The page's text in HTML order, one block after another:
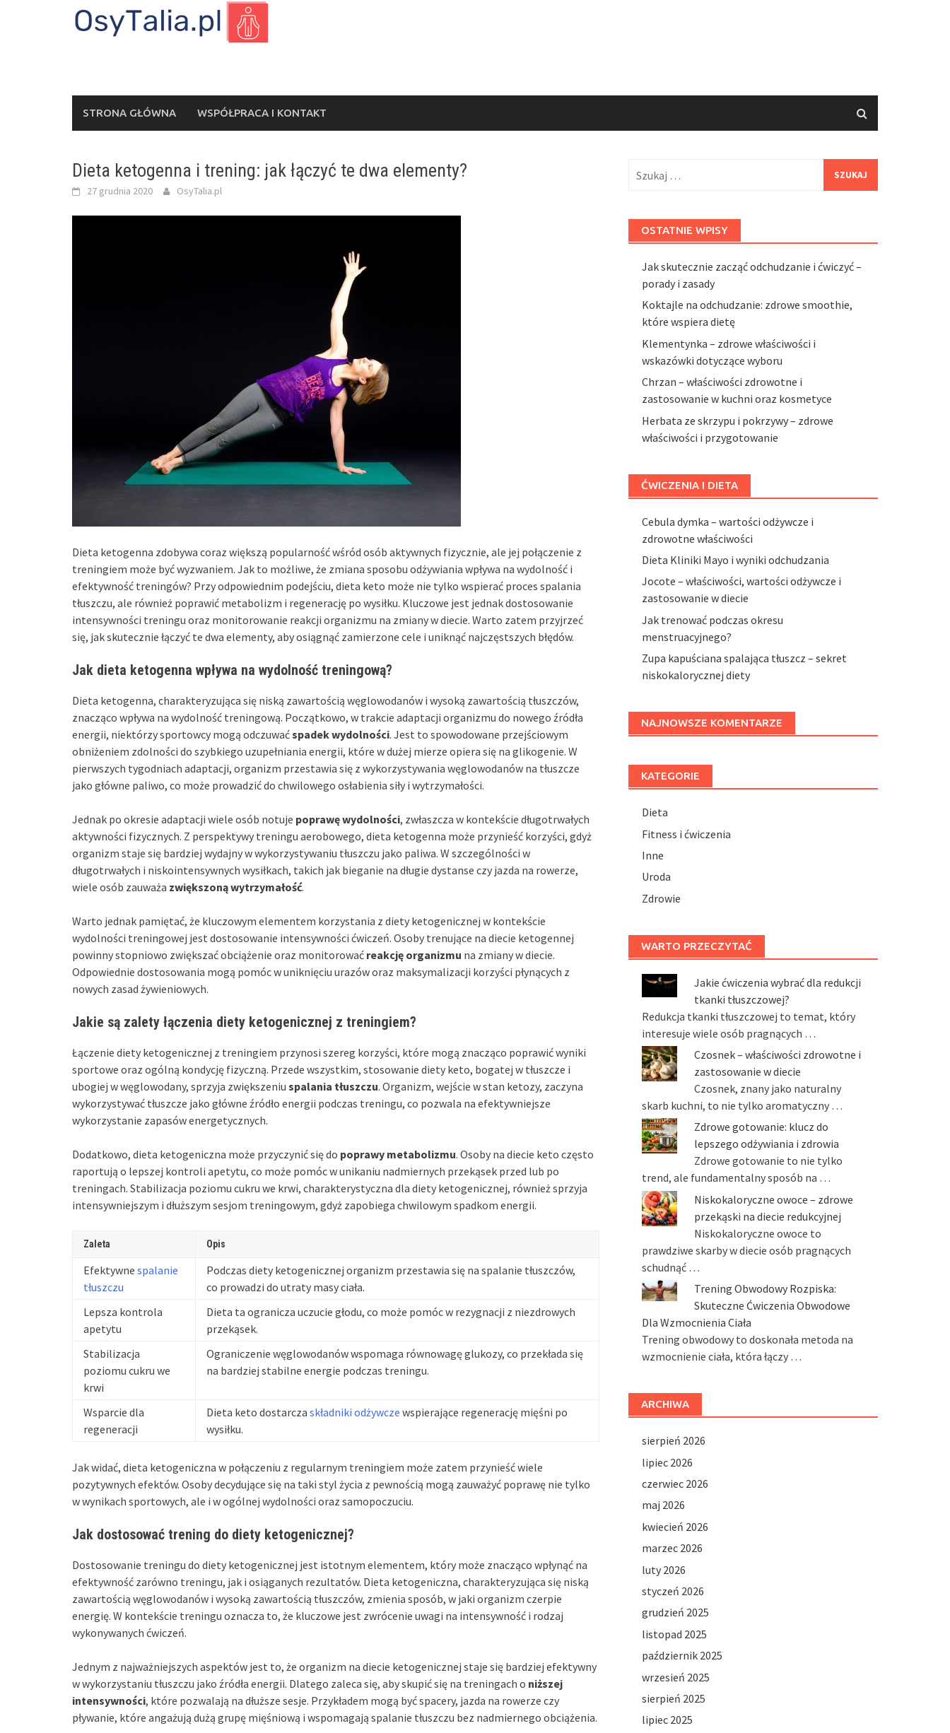
STRONA GŁÓWNA WSPÓŁPRACA I KONTAKT
Dieta ketogenna i trening: jak łączyć te dwa elementy?
27 grudnia 2020 OsyTalia.pl
Dieta ketogenna zdobywa coraz większą popularność wśród osób aktywnych fizycznie, ale jej połączenie z
treningiem może być wyzwaniem. Jak to możliwe, że zmiana sposobu odżywiania wpływa na wydolność i
efektywność treningów? Przy odpowiednim podejściu, dieta keto może nie tylko wspierać proces spalania
tłuszczu, ale również poprawić metabolizm i regenerację po wysiłku. Kluczowe jest jednak dostosowanie
intensywności treningu oraz monitorowanie reakcji organizmu na zmiany w diecie. Warto zatem przyjrzeć
się, jak skutecznie łączyć te dwa elementy, aby osiągnąć zamierzone cele i uniknąć najczęstszych błędów.
Jak dieta ketogenna wpływa na wydolność treningową?
Dieta ketogenna, charakteryzująca się niską zawartością węglowodanów i wysoką zawartością tłuszczów,
znacząco wpływa na wydolność treningową. Początkowo, w trakcie adaptacji organizmu do nowego źródła
energii, niektórzy sportowcy mogą odczuwaćspadek wydolności. Jest to spowodowane przejściowym
obniżeniem zdolności do szybkiego uzupełniania energii, które w dużej mierze opiera się na glikogenie. W
pierwszych tygodniach adaptacji, organizm przestawia się z wykorzystywania węglowodanów na tłuszcze
jako główne paliwo, co może prowadzić do chwilowego osłabienia siły i wytrzymałości.
Jednak po okresie adaptacji wiele osób notuje poprawę wydolności, zwłaszcza w kontekście długotrwałych
aktywności fizycznych. Z perspektywy treningu aerobowego, dieta ketogenna może przynieść korzyści, gdyż
organizm staje się bardziej wydajny w wykorzystywaniu tłuszczu jako paliwa. W szczególności w
długotrwałych i niskointensywnych wysiłkach, takich jak bieganie na długie dystanse czy jazda na rowerze,
wiele osób zauważa zwiększoną wytrzymałość.
Warto jednak pamiętać, że kluczowym elementem korzystania z diety ketogenicznej w kontekście
wydolności treningowej jest dostosowanie intensywności ćwiczeń. Osoby trenujące na diecie ketogennej
powinny stopniowo zwiększać obciążenie oraz monitorować reakcję organizmu na zmiany w diecie.
Odpowiednie dostosowania mogą pomóc w uniknięciu urazów oraz maksymalizacji korzyści płynących z
nowych zasad żywieniowych.
Jakie są zalety łączenia diety ketogenicznej z treningiem?
Łączenie diety ketogenicznej z treningiem przynosi szereg korzyści, które mogą znacząco poprawić wyniki
sportowe oraz ogólną kondycję fizyczną. Przede wszystkim, stosowanie diety keto, bogatej w tłuszcze i
ubogiej w węglowodany, sprzyja zwiększeniu spalania tłuszczu. Organizm, wejście w stan ketozy, zaczyna
wykorzystywać tłuszcze jako główne źródło energii podczas treningu, co pozwala na efektywniejsze
wykorzystanie zapasów energetycznych.
Dodatkowo, dieta ketogeniczna może przyczynić się do poprawy metabolizmu. Osoby na diecie keto często
raportują o lepszej kontroli apetytu, co może pomóc w unikaniu nadmiernych przekąsek przed lub po
treningach. Stabilizacja poziomu cukru we krwi, charakterystyczna dla diety ketogenicznej, również sprzyja
intensywniejszym i dłuższym sesjom treningowym, gdyż zapobiega chwilowym spadkom energii.
Zaleta Opis
Efektywne spalanie
tłuszczu
Podczas diety ketogenicznej organizm przestawia się na spalanie tłuszczów,
co prowadzi do utraty masy ciała.
Lepsza kontrola
apetytu
Dieta ta ogranicza uczucie głodu, co może pomóc w rezygnacji z niezdrowych
przekąsek.
Stabilizacja
poziomu cukru we
krwi
Ograniczenie węglowodanów wspomaga równowagę glukozy, co przekłada się
na bardziej stabilne energie podczas treningu.
Wsparcie dla
regeneracji
Dieta keto dostarcza składniki odżywcze wspierające regenerację mięśni po
wysiłku.
Jak widać, dieta ketogeniczna w połączeniu z regularnym treningiem może zatem przynieść wiele
pozytywnych efektów. Osoby decydujące się na taki styl życia z pewnością mogą zauważyć poprawę nie tylko
w wynikach sportowych, ale i w ogólnej wydolności oraz samopoczuciu.
Jak dostosować trening do diety ketogenicznej?
Dostosowanie treningu do diety ketogenicznej jest istotnym elementem, który może znacząco wpłynąć na
efektywność zarówno treningu, jak i osiąganych rezultatów. Dieta ketogeniczna, charakteryzująca się niską
zawartością węglowodanów i wysoką zawartością tłuszczów, zmienia sposób, w jaki organizm czerpie
energię. W kontekście treningu oznacza to, że kluczowe jest zwrócenie uwagi na intensywność i rodzaj
wykonywanych ćwiczeń.
Jednym z najważniejszych aspektów jest to, że organizm na diecie ketogenicznej staje się bardziej efektywny
w wykorzystaniu tłuszczu jako źródła energii. Dlatego zaleca się, aby skupić się na treningach o niższej
intensywności, które pozwalają na dłuższe sesje. Przykładem mogą być spacery, jazda na rowerze czy
pływanie, które angażują dużą grupę mięśniową i wspomagają spalanie tłuszczu bez nadmiernego obciążenia.
OSTATNIE WPISY
Jak skutecznie zacząć odchudzanie i ćwiczyć –
porady i zasady
Koktajle na odchudzanie: zdrowe smoothie,
które wspiera dietę
Klementynka – zdrowe właściwości i
wskazówki dotyczące wyboru
Chrzan – właściwości zdrowotne i
zastosowanie w kuchni oraz kosmetyce
Herbata ze skrzypu i pokrzywy – zdrowe
właściwości i przygotowanie
ĆWICZENIA I DIETA
Cebula dymka – wartości odżywcze i
zdrowotne właściwości
Dieta Kliniki Mayo i wyniki odchudzania
Jocote – właściwości, wartości odżywcze i
zastosowanie w diecie
Jak trenować podczas okresu
menstruacyjnego?
Zupa kapuściana spalająca tłuszcz – sekret
niskokalorycznej diety
NAJNOWSZE KOMENTARZE
KATEGORIE
Dieta
Fitness i ćwiczenia
Inne
Uroda
Zdrowie
WARTO PRZECZYTAĆ
Jakie ćwiczenia wybrać dla redukcji
tkanki tłuszczowej?
Redukcja tkanki tłuszczowej to temat, który
interesuje wiele osób pragnących …
Czosnek – właściwości zdrowotne i
zastosowanie w diecie
Czosnek, znany jako naturalny
skarb kuchni, to nie tylko aromatyczny …
Zdrowe gotowanie: klucz do
lepszego odżywiania i zdrowia
Zdrowe gotowanie to nie tylko
trend, ale fundamentalny sposób na …
Niskokaloryczne owoce – zdrowe
przekąski na diecie redukcyjnej
Niskokaloryczne owoce to
prawdziwe skarby w diecie osób pragnących
schudnąć …
Trening Obwodowy Rozpiska:
Skuteczne Ćwiczenia Obwodowe
Dla Wzmocnienia Ciała
Trening obwodowy to doskonała metoda na
wzmocnienie ciała, która łączy …
ARCHIWA
sierpień 2026
lipiec 2026
czerwiec 2026
maj 2026
kwiecień 2026
marzec 2026
luty 2026
styczeń 2026
grudzień 2025
listopad 2025
październik 2025
wrzesień 2025
sierpień 2025
lipiec 2025